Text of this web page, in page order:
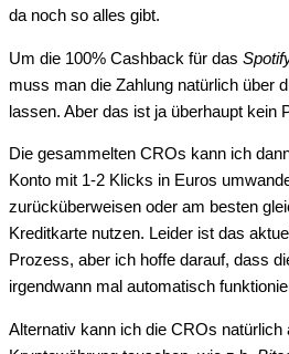
da noch so alles gibt.
Um die 100% Cashback für das
muss man die Zahlung natürlich über
lassen. Aber das ist ja überhaupt kein
Die gesammelten CROs kann ich
Konto mit 1-2 Klicks in Euros
zurücküberweisen oder am besten
Kreditkarte nutzen. Leider ist das
Prozess, aber ich hoffe darauf, dass
irgendwann mal automatisch
Alternativ kann ich die CROs natürlich